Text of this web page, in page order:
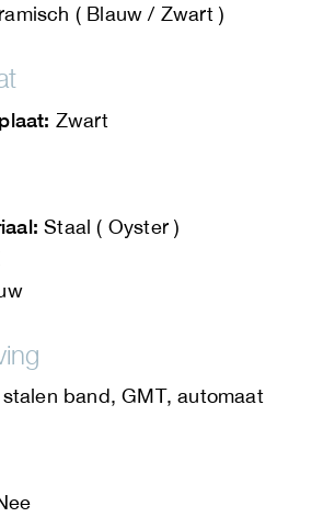
( Blauw / Zwart )
Zwart
Staal ( Oyster )
band, GMT, automaat